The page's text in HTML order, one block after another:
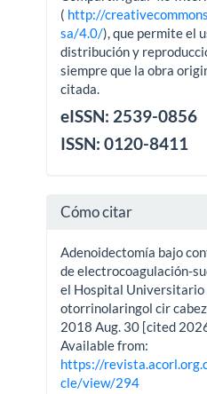
( http://
sa/4.0/), que permite el
distribución y
siempre que la obra
citada.
eISSN: 2539-0856
ISSN: 0120-8411
Cómo citar
Adenoidectomía bajo
de electrocoagulación-
el Hospital Universitario
otorrinolaringol cir
2018 Aug. 30 [cited
Available from:
https://
cle/view/294